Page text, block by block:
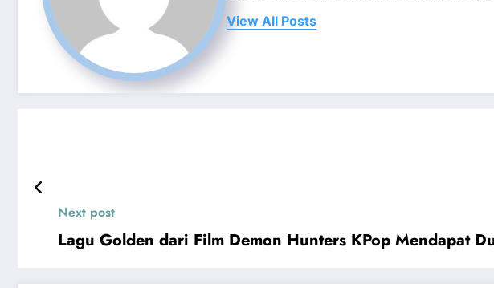
View All Posts
Next post
Lagu Golden dari Film Demon Hunters KPop Mendapat